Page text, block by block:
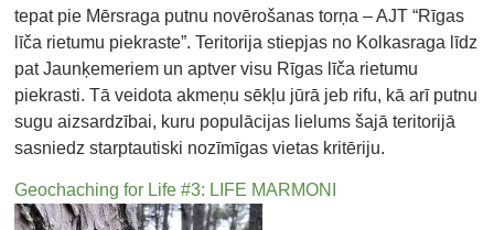
tepat pie Mērsraga putnu novērošanas torņa – AJT “Rīgas
līča rietumu piekraste”. Teritorija stiepjas no Kolkasraga līdz
pat Jaunķemeriem un aptver visu Rīgas līča rietumu
piekrasti. Tā veidota akmeņu sēkļu jūrā jeb rifu, kā arī putnu
sugu aizsardzībai, kuru populācijas lielums šajā teritorijā
sasniedz starptautiski nozīmīgas vietas kritēriju.
Geochaching for Life #3: LIFE MARMONI